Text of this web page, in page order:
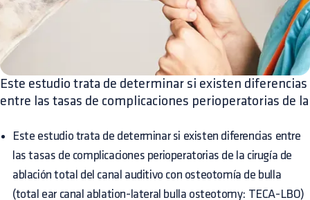
Este estudio trata de determinar si existen diferencias
entre las tasas de complicaciones perioperatorias de la
Este estudio trata de determinar si existen diferencias entre
las tasas de complicaciones perioperatorias de la cirugía de
ablación total del canal auditivo con osteotomía de bulla
(total ear canal ablation-lateral bulla osteotomy: TECA-LBO)